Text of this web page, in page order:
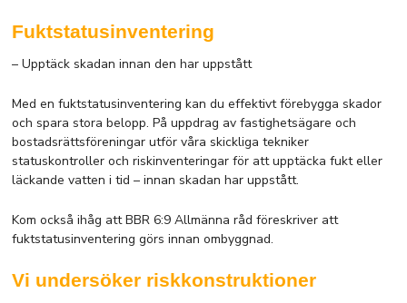
Fuktstatusinventering
– Upptäck skadan innan den har uppstått
Med en fuktstatusinventering kan du effektivt förebygga skador
och spara stora belopp. På uppdrag av fastighetsägare och
bostadsrättsföreningar utför våra skickliga tekniker
statuskontroller och riskinventeringar för att upptäcka fukt eller
läckande vatten i tid – innan skadan har uppstått.
Kom också ihåg att BBR 6:9 Allmänna råd föreskriver att
fuktstatusinventering görs innan ombyggnad.
Vi undersöker riskkonstruktioner